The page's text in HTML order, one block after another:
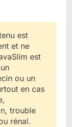
est
et ne
est
ou un
en cas
trouble
rénal.